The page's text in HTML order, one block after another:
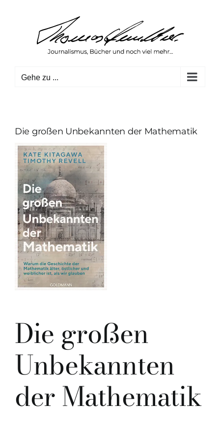
springen
Gehe zu ...
Die großen Unbekannten der Mathematik
Die großen
Unbekannten
der Mathematik